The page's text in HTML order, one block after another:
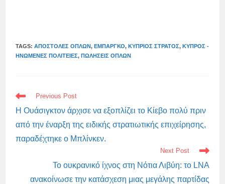
TAGS:ΑΠΟΣΤΟΛΈΣ ΌΠΛΩΝ, ΕΜΠΆΡΓΚΟ, ΚΎΠΡΙΟΣ ΣΤΡΑΤΌΣ, ΚΎΠΡΟΣ -
ΗΝΩΜΈΝΕΣ ΠΟΛΙΤΕΊΕΣ, ΠΩΛΉΣΕΙΣ ΌΠΛΩΝ
READ
MORE
ARTICLES
Previous Post
Η Ουάσιγκτον άρχισε να εξοπλίζει το Κίεβο πολύ πριν
από την έναρξη της ειδικής στρατιωτικής επιχείρησης,
παραδέχτηκε ο Μπλίνκεν.
Next Post
Το ουκρανικό ίχνος στη Νότια Λιβύη: το LNA
ανακοίνωσε την κατάσχεση μιας μεγάλης παρτίδας